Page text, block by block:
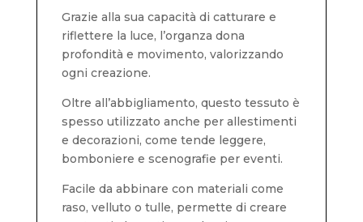
Grazie alla sua capacità di catturare e
riflettere la luce, l’organza dona
profondità e movimento, valorizzando
ogni creazione.
Oltre all’abbigliamento, questo tessuto è
spesso utilizzato anche per allestimenti
e decorazioni, come tende leggere,
bomboniere e scenografie per eventi.
Facile da abbinare con materiali come
raso, velluto o tulle, permette di creare